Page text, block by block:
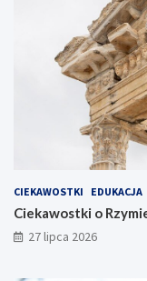
CIEKAWOSTKI EDUKACJA
Ciekawostki o
27 lipca 2026